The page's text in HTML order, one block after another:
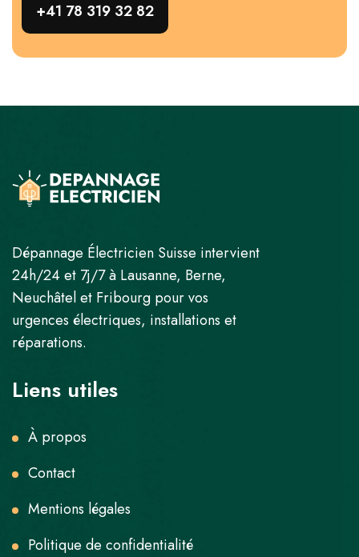
+41 78 319 32 82
Dépannage Électricien Suisse intervient
24h/24 et 7j/7 à Lausanne, Berne,
Neuchâtel et Fribourg pour vos
urgences électriques, installations et
réparations.
Liens utiles
À propos
Contact
Mentions légales
Politique de confidentialité